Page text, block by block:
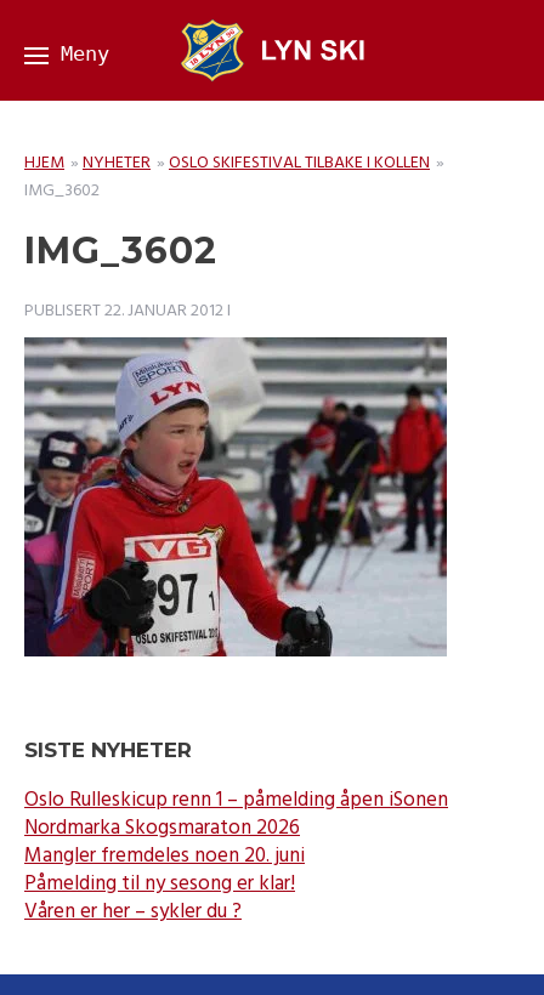
HJEM »NYHETER »OSLO SKIFESTIVAL TILBAKE I KOLLEN »
IMG_3602
IMG_3602
PUBLISERT22. JANUAR 2012I
SISTE NYHETER
Oslo Rulleskicup renn 1 – påmelding åpen iSonen
Nordmarka Skogsmaraton 2026
Mangler fremdeles noen 20. juni
Påmelding til ny sesong er klar!
Våren er her – sykler du ?